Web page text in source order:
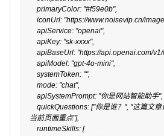
当前页面重点"],